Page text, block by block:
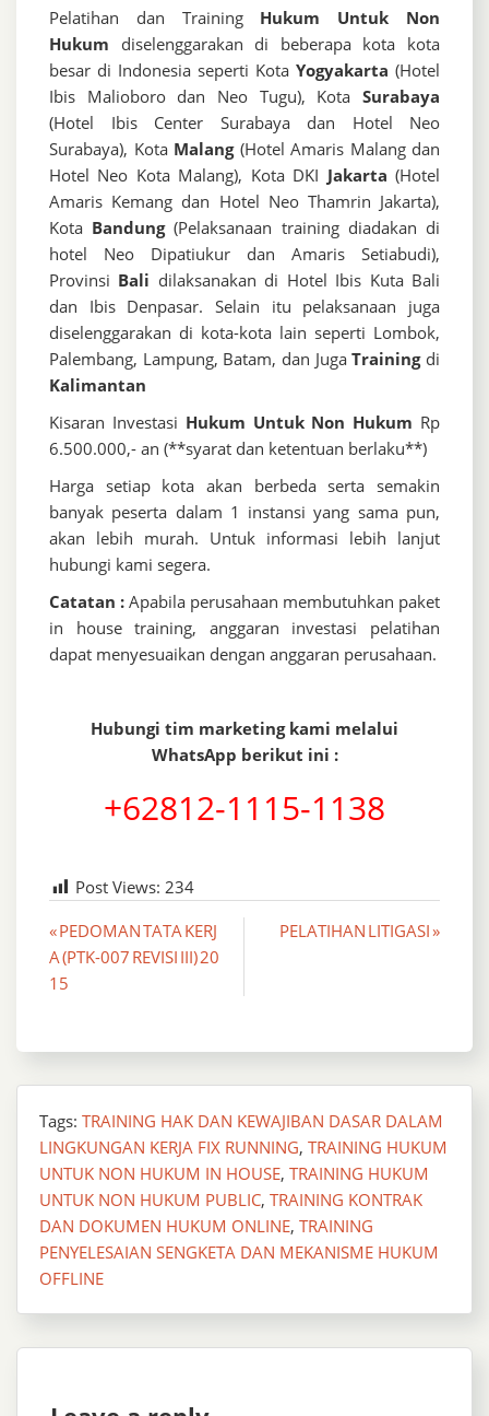
Pelatihan dan Training Hukum Untuk Non
Hukum diselenggarakan di beberapa kota kota
besar di Indonesia seperti Kota Yogyakarta (Hotel
Ibis Malioboro dan Neo Tugu), Kota Surabaya
(Hotel Ibis Center Surabaya dan Hotel Neo
Surabaya), Kota Malang(Hotel Amaris Malang dan
Hotel Neo Kota Malang), Kota DKI Jakarta (Hotel
Amaris Kemang dan Hotel Neo Thamrin Jakarta),
Kota Bandung(Pelaksanaan training diadakan di
hotel Neo Dipatiukur dan Amaris Setiabudi),
Provinsi Bali dilaksanakan di Hotel Ibis Kuta Bali
dan Ibis Denpasar. Selain itu pelaksanaan juga
diselenggarakan di kota-kota lain seperti Lombok,
Palembang, Lampung, Batam, dan JugaTrainingdi
Kalimantan
Kisaran Investasi Hukum Untuk Non Hukum Rp
6.500.000,- an (**syarat dan ketentuan berlaku**)
Harga setiap kota akan berbeda serta semakin
banyak peserta dalam 1 instansi yang sama pun,
akan lebih murah. Untuk informasi lebih lanjut
hubungi kami segera.
Catatan : Apabila perusahaan membutuhkan paket
in house training, anggaran investasi pelatihan
dapat menyesuaikan dengan anggaran perusahaan.
Hubungi tim marketing kami melalui
WhatsApp berikut ini :
+62812-1115-1138
Post Views: 234
Post
navigation
« PEDOMAN TATA KERJ
A (PTK-007 REVISI III) 20
15
PELATIHAN LITIGASI »
Tags: TRAINING HAK DAN KEWAJIBAN DASAR DALAM
LINGKUNGAN KERJA FIX RUNNING, TRAINING HUKUM
UNTUK NON HUKUM IN HOUSE, TRAINING HUKUM
UNTUK NON HUKUM PUBLIC, TRAINING KONTRAK
DAN DOKUMEN HUKUM ONLINE, TRAINING
PENYELESAIAN SENGKETA DAN MEKANISME HUKUM
OFFLINE